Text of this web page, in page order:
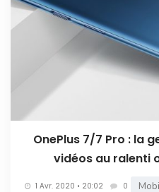
OnePlus 7/7 Pro : la
vidéos au ralenti
1 Avr. 2020 • 20:02 0